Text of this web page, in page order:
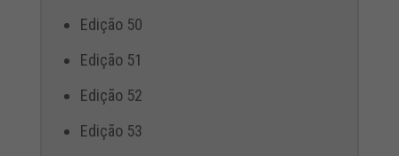
Edição 50
Edição 51
Edição 52
Edição 53